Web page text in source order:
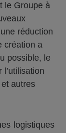
le Groupe à
réduction
création a
possible, le
autres
logistiques